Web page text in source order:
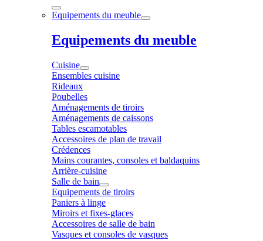
Equipements du meuble
Equipements du meuble
Cuisine
Ensembles cuisine
Rideaux
Poubelles
Aménagements de tiroirs
Aménagements de caissons
Tables escamotables
Accessoires de plan de travail
Crédences
Mains courantes, consoles et baldaquins
Arrière-cuisine
Salle de bain
Equipements de tiroirs
Paniers à linge
Miroirs et fixes-glaces
Accessoires de salle de bain
Vasques et consoles de vasques